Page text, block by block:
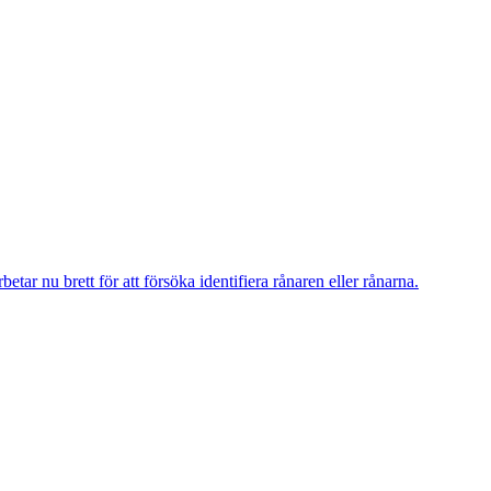
nu brett för att försöka identifiera rånaren eller rånarna.